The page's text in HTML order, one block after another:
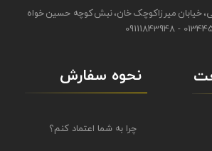
خیابان میرزاکوچک خان، نبش کوچه حسین خواه
نحوه سفارش
چرا به شما اعتماد کنم؟